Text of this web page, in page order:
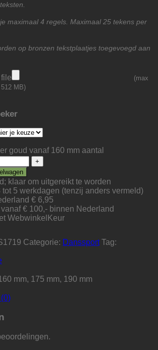
maximaal 4 regels. Maximaal 25 tekens per
op bronzen tekstplaatjes toegevoegd aan
(max
MB)
goud vanaf 160 mm aantal
klaar om uitgereikt te worden
tot 5 werkdagen (tenzij anders vermeld)
€ 6,95
€ 100,- binnen Nederland
WebwinkelKeur
Categorie: Danssport Tag:
mm, 175 mm, 190 mm